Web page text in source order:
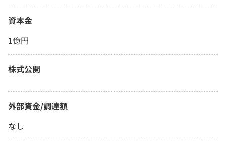
資本金
1億円
株式公開
外部資金/調達額
なし